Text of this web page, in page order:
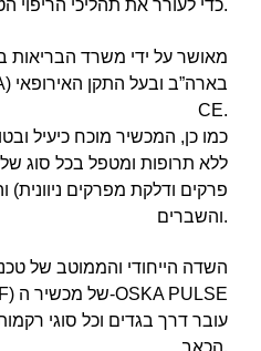
כדי לעורר את תהליכי הריפוי הטבעיים של הגוף.
CE.
כמו כן, המכשיר מוכח כיעיל
ללא תרופות ומטפל בכל סוג
פרקים ודלקת מפרקים ניוונית)
והשברים.
השדה הייחודי והממוטב של
עובר דרך בגדים וכל סוגי